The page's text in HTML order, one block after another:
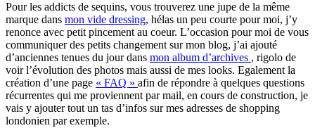
Pour les addicts de sequins, vous trouverez une jupe de la même
marque dans mon vide dressing, hélas un peu courte pour moi, j’y
renonce avec petit pincement au coeur. L’occasion pour moi de vous
communiquer des petits changement sur mon blog, j’ai ajouté
d’anciennes tenues du jour dans mon album d’archives , rigolo de
voir l’évolution des photos mais aussi de mes looks. Egalement la
création d’une page « FAQ » afin de répondre à quelques questions
récurrentes qui me proviennent par mail, en cours de construction, je
vais y ajouter tout un tas d’infos sur mes adresses de shopping
londonien par exemple.